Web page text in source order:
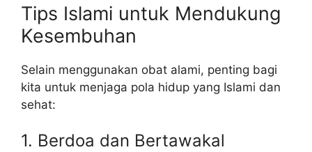
Tips Islami untuk Mendukung
Kesembuhan
Selain menggunakan obat alami, penting bagi
kita untuk menjaga pola hidup yang Islami dan
sehat:
1. Berdoa dan Bertawakal